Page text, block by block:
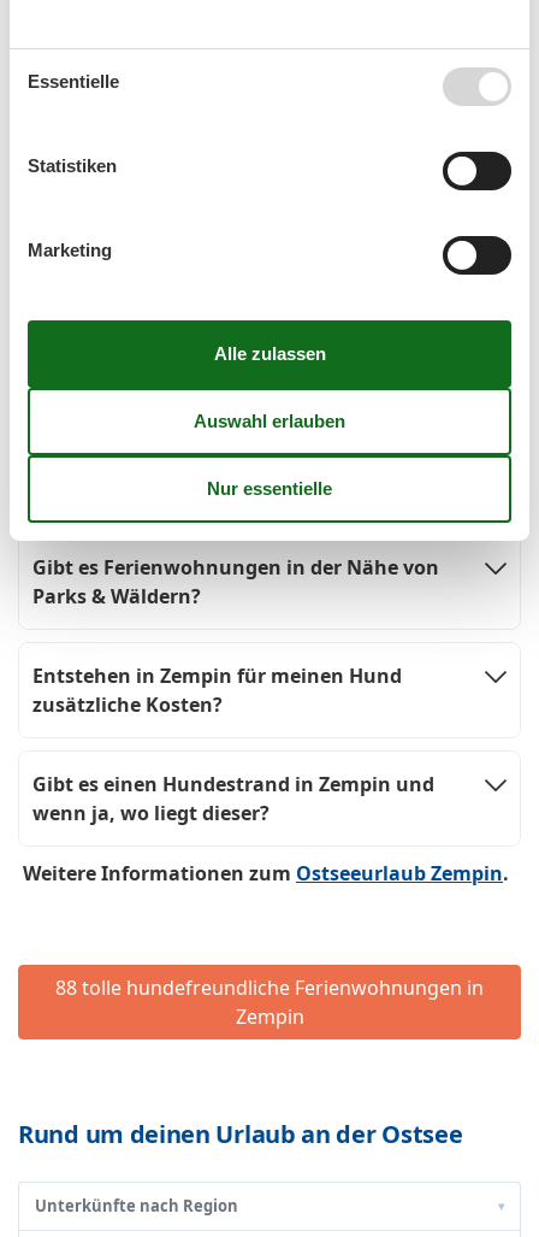
Fragen und Antworten rund um eine
Spaziergang durch den Wald zum Strandabschnitt
hundefreundliche Unterkünfte, die sich in der Nähe
Gibt es Ferienwohnungen in der Nähe von
Parks & Wäldern?
Entstehen in Zempin für meinen Hund
zusätzliche Kosten?
Gibt es einen Hundestrand in Zempin und
wenn ja, wo liegt dieser?
Weitere Informationen zum Ostseeurlaub Zempin.
88 tolle hundefreundliche Ferienwohnungen in
Zempin
Rund um deinen Urlaub an der Ostsee
Unterkünfte nach Region ▾
Essentielle
Statistiken
Marketing